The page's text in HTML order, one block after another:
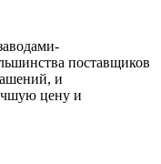
поставщиков
и
цену и